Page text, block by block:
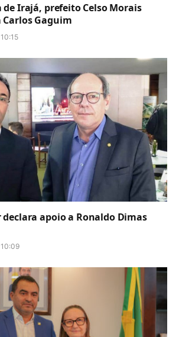
de Irajá, prefeito Celso Morais
Gaguim
apoio a Ronaldo Dimas